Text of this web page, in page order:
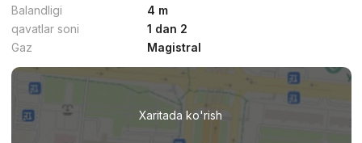
Balandligi
4 m
qavatlar soni
1 dan 2
Gaz
Magistral
Xaritada ko'rish